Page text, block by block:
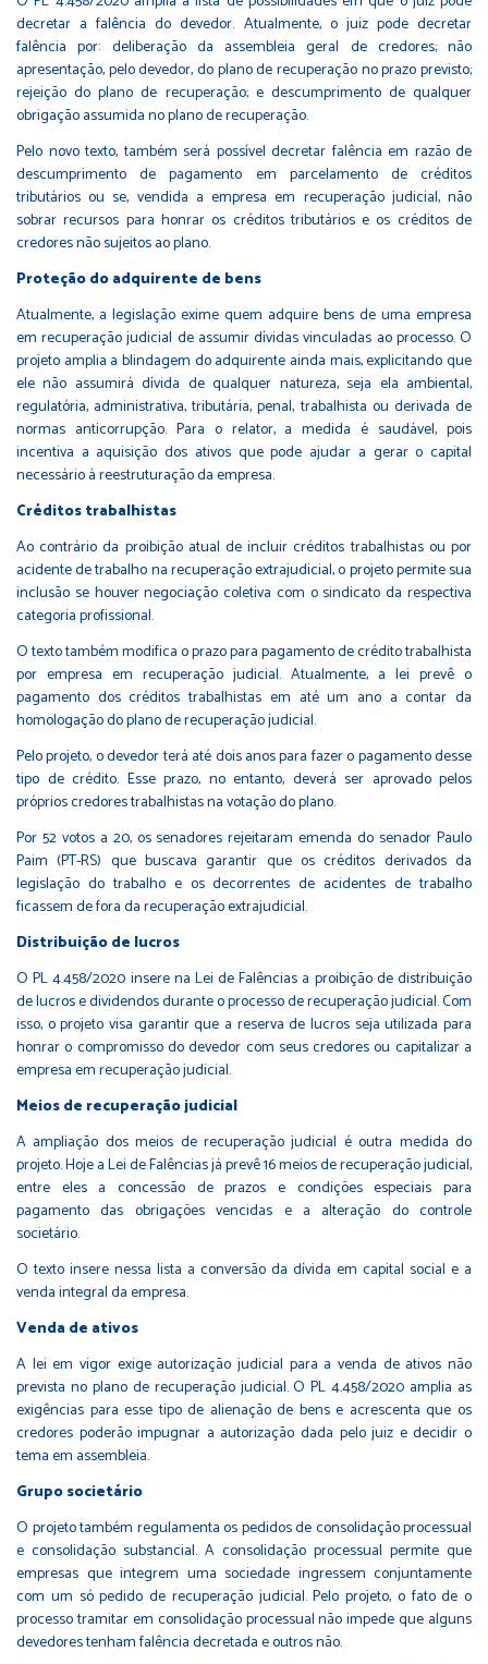
decretar a falência do devedor. Atualmente, o juiz pode decretar
falência por: deliberação da assembleia geral de credores; não
apresentação, pelo devedor, do plano de recuperação no prazo previsto;
rejeição do plano de recuperação; e descumprimento de qualquer
obrigação assumida no plano de recuperação.
Pelo novo texto, também será possível decretar falência em razão de
descumprimento de pagamento em parcelamento de créditos
tributários ou se, vendida a empresa em recuperação judicial, não
sobrar recursos para honrar os créditos tributários e os créditos de
credores não sujeitos ao plano.
Proteção do adquirente de bens
Atualmente, a legislação exime quem adquire bens de uma empresa
em recuperação judicial de assumir dívidas vinculadas ao processo. O
projeto amplia a blindagem do adquirente ainda mais, explicitando que
ele não assumirá dívida de qualquer natureza, seja ela ambiental,
regulatória, administrativa, tributária, penal, trabalhista ou derivada de
normas anticorrupção. Para o relator, a medida é saudável, pois
incentiva a aquisição dos ativos que pode ajudar a gerar o capital
necessário à reestruturação da empresa.
Créditos trabalhistas
Ao contrário da proibição atual de incluir créditos trabalhistas ou por
acidente de trabalho na recuperação extrajudicial, o projeto permite sua
inclusão se houver negociação coletiva com o sindicato da respectiva
categoria profissional.
O texto também modifica o prazo para pagamento de crédito trabalhista
por empresa em recuperação judicial. Atualmente, a lei prevê o
pagamento dos créditos trabalhistas em até um ano a contar da
homologação do plano de recuperação judicial.
Pelo projeto, o devedor terá até dois anos para fazer o pagamento desse
tipo de crédito. Esse prazo, no entanto, deverá ser aprovado pelos
próprios credores trabalhistas na votação do plano.
Por 52 votos a 20, os senadores rejeitaram emenda do senador Paulo
Paim (PT-RS) que buscava garantir que os créditos derivados da
legislação do trabalho e os decorrentes de acidentes de trabalho
ficassem de fora da recuperação extrajudicial.
Distribuição de lucros
O PL 4.458/2020 insere na Lei de Falências a proibição de distribuição
de lucros e dividendos durante o processo de recuperação judicial. Com
isso, o projeto visa garantir que a reserva de lucros seja utilizada para
honrar o compromisso do devedor com seus credores ou capitalizar a
empresa em recuperação judicial.
Meios de recuperação judicial
A ampliação dos meios de recuperação judicial é outra medida do
projeto. Hoje a Lei de Falências já prevê 16 meios de recuperação judicial,
entre eles a concessão de prazos e condições especiais para
pagamento das obrigações vencidas e a alteração do controle
societário.
O texto insere nessa lista a conversão da dívida em capital social e a
venda integral da empresa.
Venda de ativos
A lei em vigor exige autorização judicial para a venda de ativos não
prevista no plano de recuperação judicial. O PL 4.458/2020 amplia as
exigências para esse tipo de alienação de bens e acrescenta que os
credores poderão impugnar a autorização dada pelo juiz e decidir o
tema em assembleia.
Grupo societário
O projeto também regulamenta os pedidos de consolidação processual
e consolidação substancial. A consolidação processual permite que
empresas que integrem uma sociedade ingressem conjuntamente
com um só pedido de recuperação judicial. Pelo projeto, o fato de o
processo tramitar em consolidação processual não impede que alguns
devedores tenham falência decretada e outros não.